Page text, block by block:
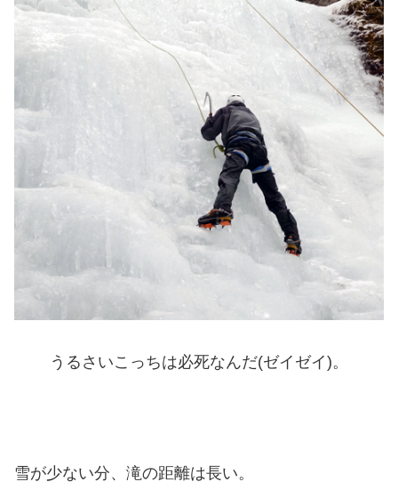
うるさいこっちは必死なんだ(ゼイゼイ)。
雪が少ない分、滝の距離は長い。